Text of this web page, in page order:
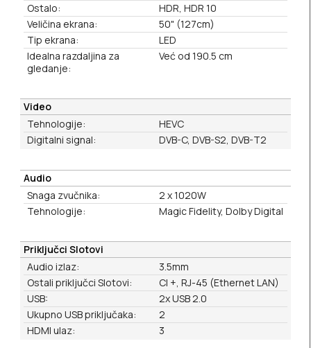
Ostalo:
HDR, HDR 10
Veličina ekrana:
50" (127cm)
Tip ekrana:
LED
Idealna razdaljina za
gledanje:
Već od 190.5 cm
Video
Tehnologije:
HEVC
Digitalni signal:
DVB-C, DVB-S2, DVB-T2
Audio
Snaga zvučnika:
2 x 1020W
Tehnologije:
Magic Fidelity, Dolby Digital
Priključci Slotovi
Audio izlaz:
3.5mm
Ostali priključci Slotovi:
CI +, RJ-45 (Ethernet LAN)
USB:
2x USB 2.0
Ukupno USB priključaka:
2
HDMI ulaz:
3